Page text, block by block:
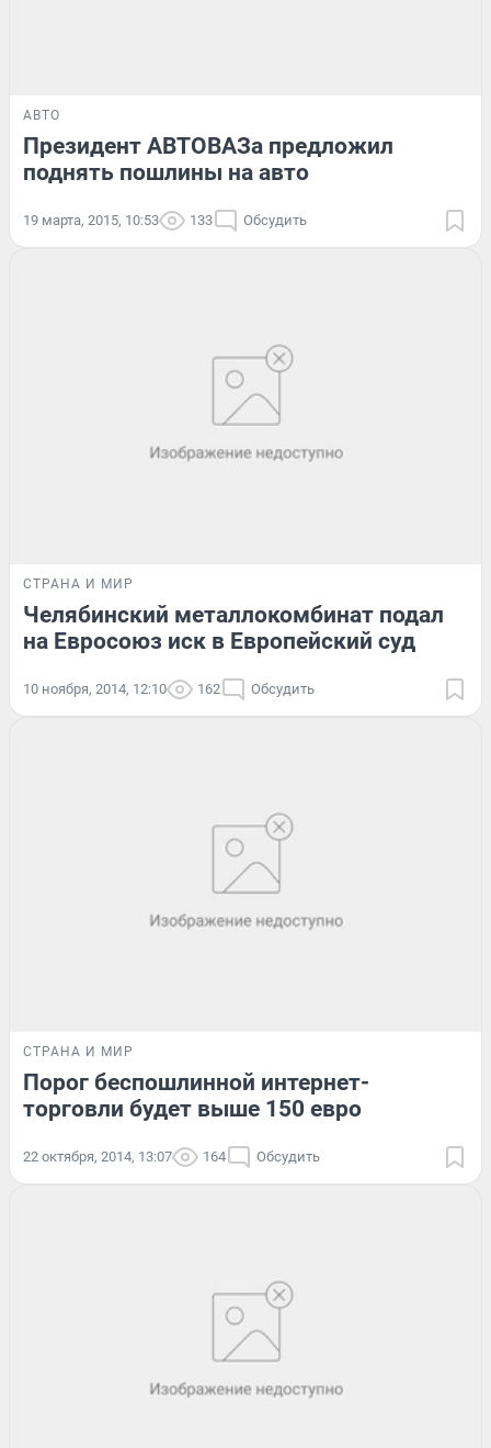
АВТО
Президент АВТОВАЗа предложил
поднять пошлины на авто
19 марта, 2015, 10:53 133 Обсудить
СТРАНА И МИР
Челябинский металлокомбинат подал
на Евросоюз иск в Европейский суд
10 ноября, 2014, 12:10 162 Обсудить
СТРАНА И МИР
Порог беспошлинной интернет-
торговли будет выше 150 евро
22 октября, 2014, 13:07 164 Обсудить